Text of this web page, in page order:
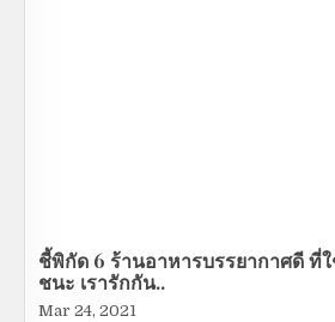
ชี้พิกัด 6 ร้านอาหารบรรยากาศดี ที่ใ
ชนะ เรารักกัน..
Mar 24, 2021